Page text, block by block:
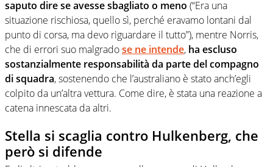
saputo dire se avesse sbagliato o meno (“Era una
situazione rischiosa, quello sì, perché eravamo lontani dal
punto di corsa, ma devo riguardare il tutto”), mentre Norris,
che di errori suo malgradose ne intende, ha escluso
sostanzialmente responsabilità da parte del compagno
di squadra, sostenendo che l’australiano è stato anch’egli
colpito da un’altra vettura. Come dire, è stata una reazione a
catena innescata da altri.
Stella si scaglia contro Hulkenberg, che
però si difende